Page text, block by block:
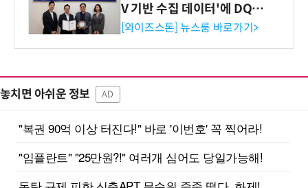
V 기반 수집 데이터'에 DQ인
증 최고 등급 수여
[와이즈스톤] 뉴스룸 바로가기>
놓치면 아쉬운 정보 AD